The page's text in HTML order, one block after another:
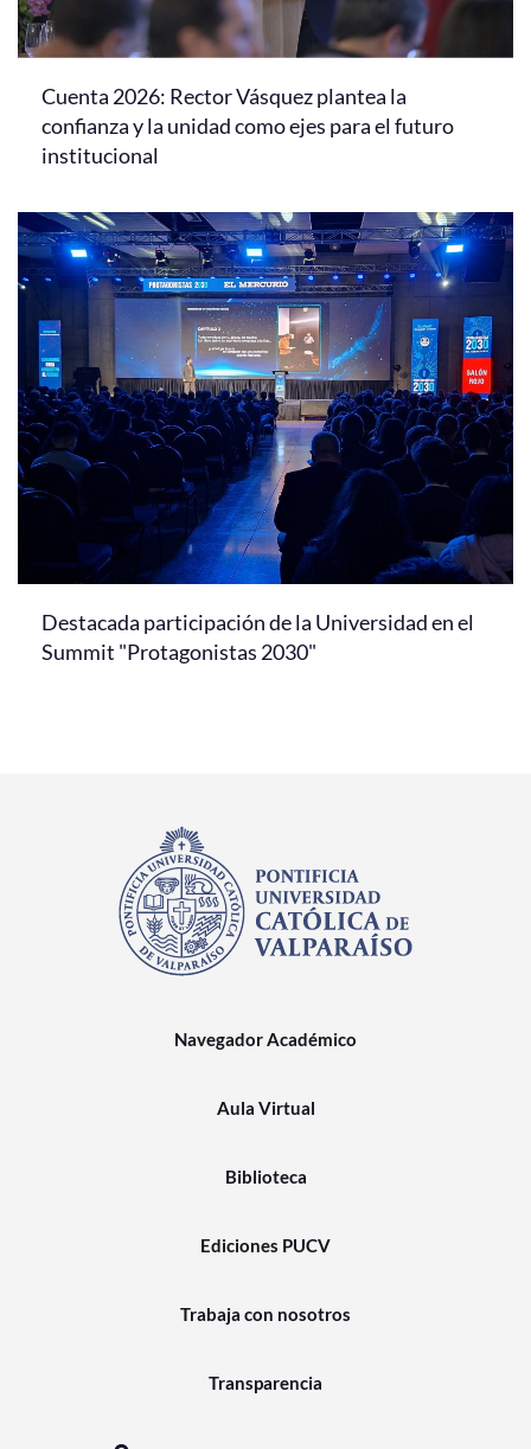
Cuenta 2026: Rector Vásquez plantea la
confianza y la unidad como ejes para el futuro
institucional
Destacada participación de la Universidad en el
Summit "Protagonistas 2030"
Navegador Académico
Aula Virtual
Biblioteca
Ediciones PUCV
Trabaja con nosotros
Transparencia